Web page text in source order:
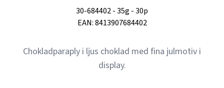
30-684402-35g -30p
EAN:8413907684402
Chokladparaply i ljus choklad med fina julmotiv i
display.